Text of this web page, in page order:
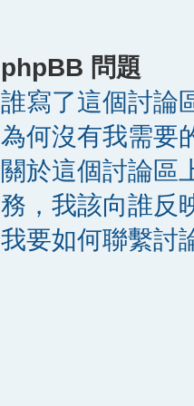
phpBB 問題
誰寫了這個討論
為何沒有我需要
關於這個討論區
務，我該向誰反
我要如何聯繫討